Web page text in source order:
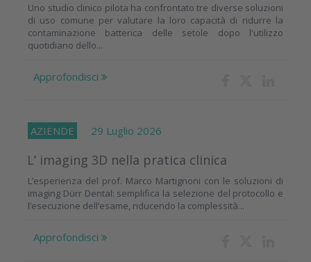
Uno studio clinico pilota ha confrontato tre diverse soluzioni
di uso comune per valutare la loro capacità di ridurre la
contaminazione batterica delle setole dopo l'utilizzo
quotidiano dello...
Approfondisci
AZIENDE 29 Luglio 2026
L’ imaging 3D nella pratica clinica
L’esperienza del prof. Marco Martignoni con le soluzioni di
imaging Dürr Dental: semplifica la selezione del protocollo e
l’esecuzione dell’esame, riducendo la complessità...
Approfondisci